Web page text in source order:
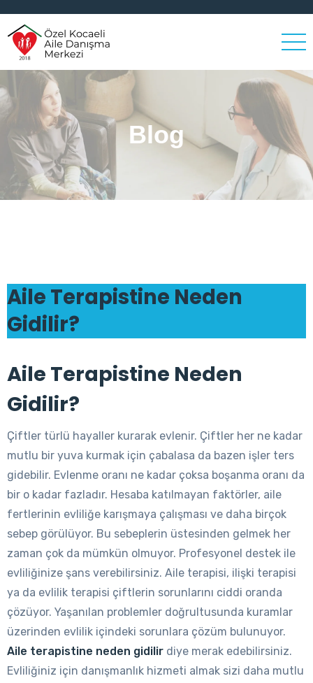
Blog
Aile Terapistine Neden
Gidilir?
Aile Terapistine Neden
Gidilir?
Çiftler türlü hayaller kurarak evlenir. Çiftler her ne kadar
mutlu bir yuva kurmak için çabalasa da bazen işler ters
gidebilir. Evlenme oranı ne kadar çoksa boşanma oranı da
bir o kadar fazladır. Hesaba katılmayan faktörler, aile
fertlerinin evliliğe karışmaya çalışması ve daha birçok
sebep görülüyor. Bu sebeplerin üstesinden gelmek her
zaman çok da mümkün olmuyor. Profesyonel destek ile
evliliğinize şans verebilirsiniz. Aile terapisi, ilişki terapisi
ya da evlilik terapisi çiftlerin sorunlarını ciddi oranda
çözüyor. Yaşanılan problemler doğrultusunda kuramlar
üzerinden evlilik içindeki sorunlara çözüm bulunuyor.
Aile terapistine neden gidilir diye merak edebilirsiniz.
Evliliğiniz için danışmanlık hizmeti almak sizi daha mutlu